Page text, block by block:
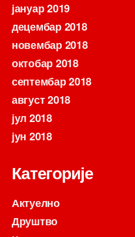
јануар 2019
децембар 2018
новембар 2018
октобар 2018
септембар 2018
август 2018
јул 2018
јун 2018
Категорије
Актуелно
Друштво